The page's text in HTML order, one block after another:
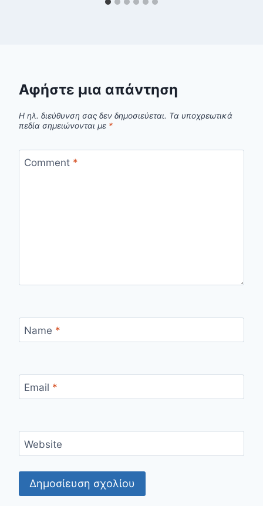
Αφήστε μια απάντηση
Η ηλ. διεύθυνση σας δεν δημοσιεύεται. Τα υποχρεωτικά
πεδία σημειώνονται με *
Comment *
Name *
Email *
Website